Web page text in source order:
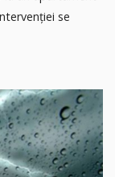
se